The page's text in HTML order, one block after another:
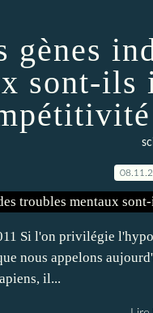
gènes
sont-ils
Si l'on privilégie
nous appelons
il...